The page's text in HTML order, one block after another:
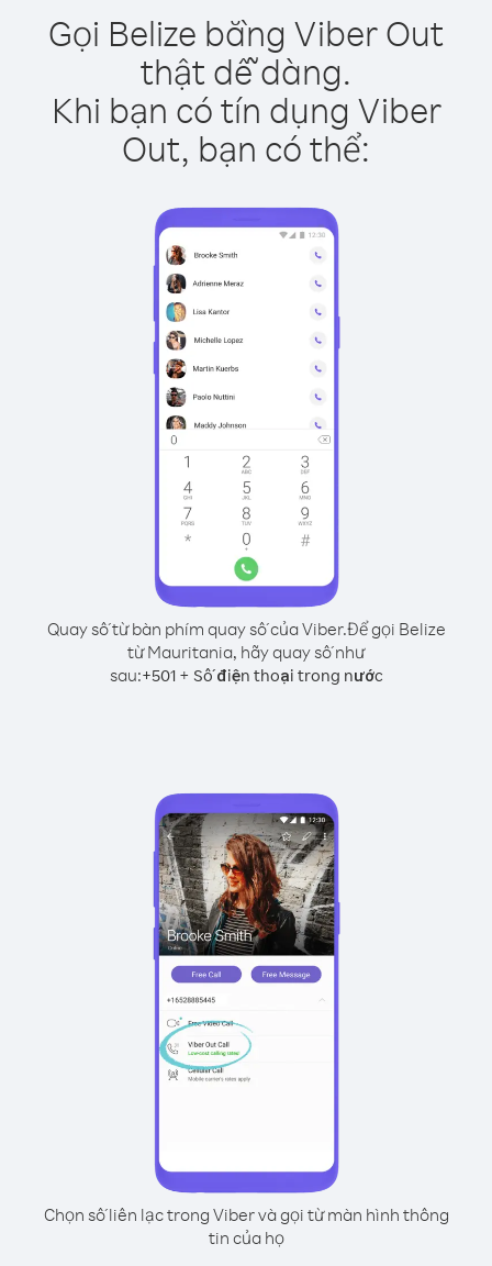
Gọi Belize bằng Viber Out
thật dễ dàng.
Khi bạn có tín dụng Viber
Out, bạn có thể:
Quay số từ bàn phím quay số của Viber.Để gọi Belize
từ Mauritania, hãy quay số như
sau:+501+ Số điện thoại trong nước
Chọn số liên lạc trong Viber và gọi từ màn hình thông
tin của họ